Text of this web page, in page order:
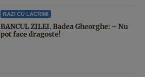
RAZI CU LACRIMI
BANCUL ZILEI. Badea Gheorghe: – Nu
pot face dragoste!